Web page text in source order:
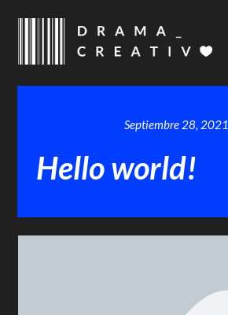
Septiembre 28, 2021
Hello world!